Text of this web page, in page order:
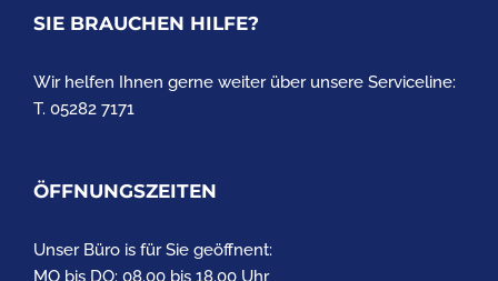
SIE BRAUCHEN HILFE?
Wir helfen Ihnen gerne weiter über unsere Serviceline:
T. 05282 7171
ÖFFNUNGSZEITEN
Unser Büro is für Sie geöffnent:
MO bis DO: 08.00 bis 18.00 Uhr